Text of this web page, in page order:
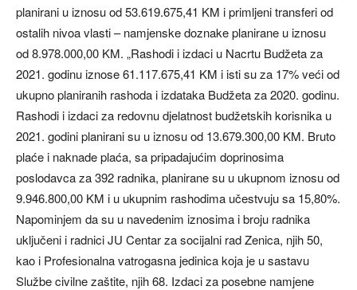
planirani u iznosu od 53.619.675,41 KM i primljeni transferi od
ostalih nivoa vlasti – namjenske doznake planirane u iznosu
od 8.978.000,00 KM. „Rashodi i izdaci u Nacrtu Budžeta za
2021. godinu iznose 61.117.675,41 KM i isti su za 17% veći od
ukupno planiranih rashoda i izdataka Budžeta za 2020. godinu.
Rashodi i izdaci za redovnu djelatnost budžetskih korisnika u
2021. godini planirani su u iznosu od 13.679.300,00 KM. Bruto
plaće i naknade plaća, sa pripadajućim doprinosima
poslodavca za 392 radnika, planirane su u ukupnom iznosu od
9.946.800,00 KM i u ukupnim rashodima učestvuju sa 15,80%.
Napominjem da su u navedenim iznosima i broju radnika
uključeni i radnici JU Centar za socijalni rad Zenica, njih 50,
kao i Profesionalna vatrogasna jedinica koja je u sastavu
Službe civilne zaštite, njih 68. Izdaci za posebne namjene